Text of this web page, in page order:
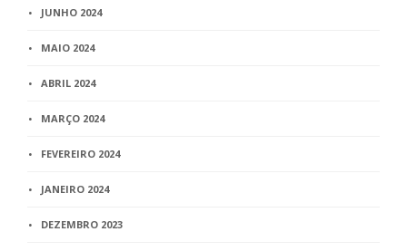
JUNHO 2024
MAIO 2024
ABRIL 2024
MARÇO 2024
FEVEREIRO 2024
JANEIRO 2024
DEZEMBRO 2023